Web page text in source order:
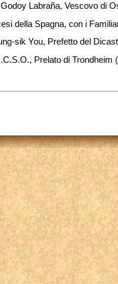
Labraña, Vescovo di
della Spagna, con i
sik You, Prefetto del
Prelato di